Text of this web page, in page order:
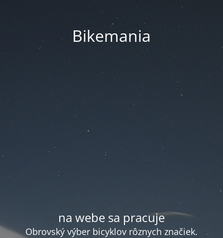
Bikemania
na webe sa pracuje
Obrovský výber bicyklov rôznych značiek.